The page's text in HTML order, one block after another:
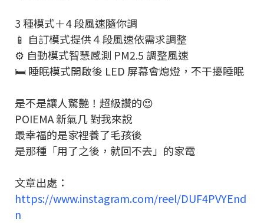
3 種模式＋4 段風速隨你調
📱 自訂模式提供４段風速依需求調整
⚙️ 自動模式智慧感測 PM2.5 調整風速
🛏️ 睡眠模式開啟後 LED 屏幕會熄燈，不干擾睡眠
是不是讓人驚艷！超級讚的😍
POIEMA 新氣几 對我來說
最幸福的是家裡養了毛孩後
是那種「用了之後，就回不去」的家電
文章出處：
https://www.instagram.com/reel/DUF4PVYEnd
n